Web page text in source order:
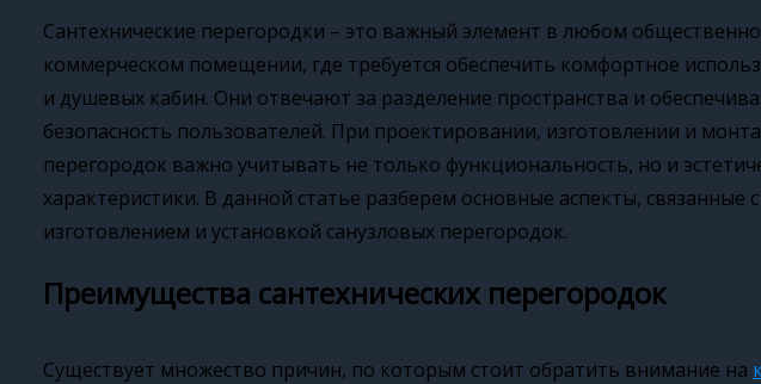
Сантехнические перегородки – это важный элемент в любом
коммерческом помещении, где требуется обеспечить комфортное
и душевых кабин. Они отвечают за разделение пространства и
безопасность пользователей. При проектировании, изготовлении и
перегородок важно учитывать не только функциональность, но и
характеристики. В данной статье разберем основные аспекты, связанные
изготовлением и установкой санузловых перегородок.
Преимущества сантехнических перегородок
Существует множество причин, по которым стоит обратить внимание на